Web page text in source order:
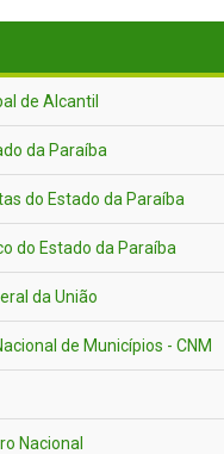
de Alcantil
da Paraíba
do Estado da Paraíba
do Estado da Paraíba
da União
de Municípios - CNM
Nacional